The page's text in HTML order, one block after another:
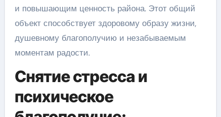
и повышающим ценность района. Этот общий
объект способствует здоровому образу жизни,
душевному благополучию и незабываемым
моментам радости.
Снятие стресса и
психическое